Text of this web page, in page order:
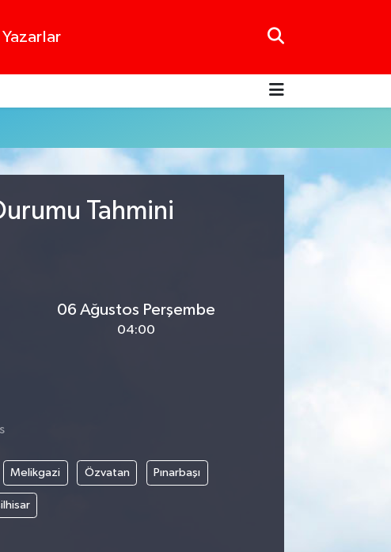
Yazarlar
Tahmini
06 Ağustos Perşembe
04:00
Melikgazi Özvatan Pınarbaşı